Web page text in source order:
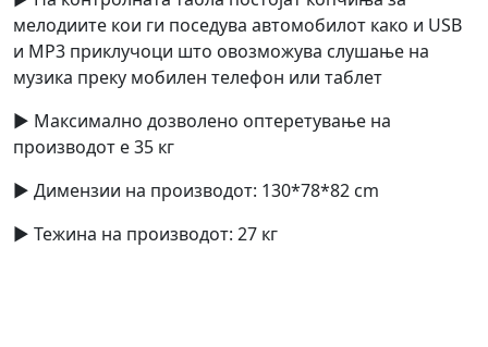
мелодиите кои ги поседува автомобилот како и USB
и MP3 приклучоци што овозможува слушање на
музика преку мобилен телефон или таблет
► Максимално дозволено оптеретување на
производот е 35 кг
► Димензии на производот: 130*78*82 cm
► Тежина на производот: 27 кг